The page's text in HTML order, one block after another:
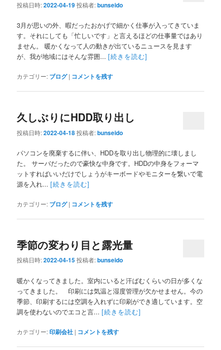
投稿日時:2022-04-19投稿者:bunseido
3月が思いの外、暇だったおかげで細かく仕事が入ってきていま
す。それにしても「忙しいです」と言えるほどの仕事量ではあり
ません。 暖かくなって人の動きが出ているニュースを見ます
が、我が地域にはそんな雰囲...[続きを読む]
カテゴリー: ブログ | コメントを残す
久しぶりにHDD取り出し
投稿日時:2022-04-18投稿者:bunseido
パソコンを廃棄するに伴い、HDDを取り出し物理的に壊しまし
た。 サーバだったので豪快な中身です。HDDの中身をフォーマ
ットすればいいだけでしょうがキーボードやモニターを繋いで電
源を入れ...[続きを読む]
カテゴリー: ブログ | コメントを残す
季節の変わり目と露光量
投稿日時:2022-04-15投稿者:bunseido
暖かくなってきました。室内にいると汗ばむくらいの日が多くな
ってきました。 印刷には気温と湿度管理が欠かせません。今の
季節、印刷するには空調を入れずに印刷ができ適しています。空
調を使わないのでエコと言...[続きを読む]
カテゴリー:印刷会社 | コメントを残す